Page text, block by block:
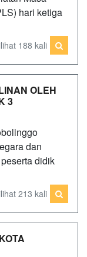
hari ketiga
188 kali
OLEH
3
dan
didik
213 kali